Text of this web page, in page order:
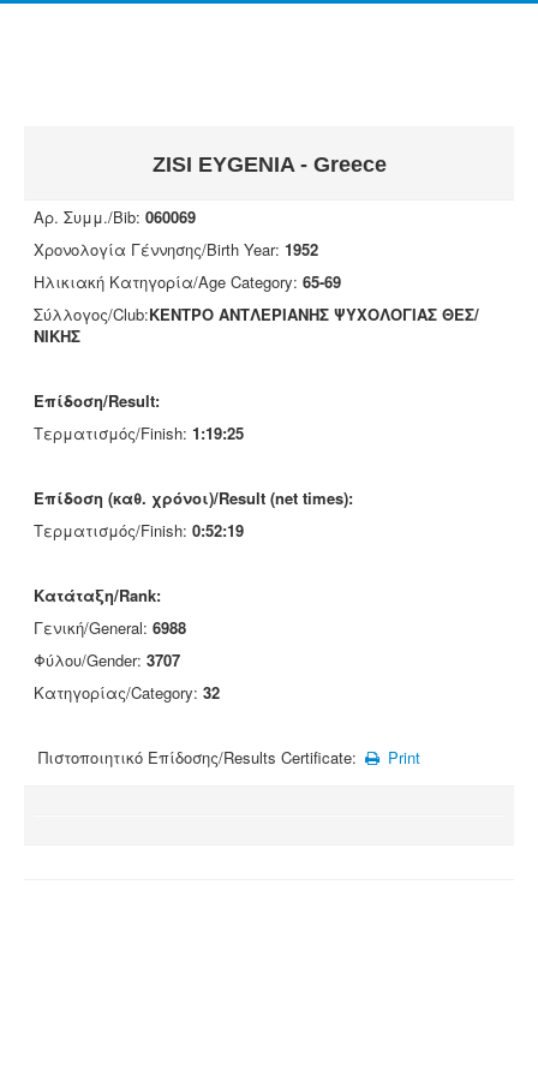
ZISI EYGENIA - Greece
Αρ. Συμμ./Bib: 060069
Χρονολογία Γέννησης/Birth Year: 1952
Ηλικιακή Κατηγορία/Age Category: 65-69
Σύλλογος/Club:ΚΕΝΤΡΟ ΑΝΤΛΕΡΙΑΝΗΣ ΨΥΧΟΛΟΓΙΑΣ ΘΕΣ/
ΝΙΚΗΣ
Επίδοση/Result:
Τερματισμός/Finish: 1:19:25
Επίδοση (καθ. χρόνοι)/Result (net times):
Τερματισμός/Finish: 0:52:19
Κατάταξη/Rank:
Γενική/General: 6988
Φύλου/Gender: 3707
Κατηγορίας/Category: 32
Πιστοποιητικό Επίδοσης/Results Certificate: Print